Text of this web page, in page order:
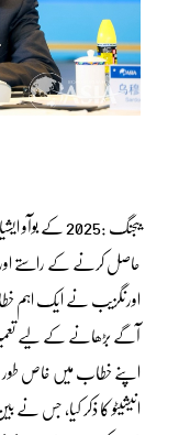
بیجنگ :2025
حاصل کرنے کے راستے اور
اورنگزیب نے ایک اہم
آگے بڑھانے کے لیے
اپنے خطاب میں خاص
انیشیٹو کا ذکر کیا، جس نے